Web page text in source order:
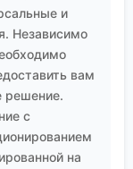
и
Независимо
вам
решение.
с
на